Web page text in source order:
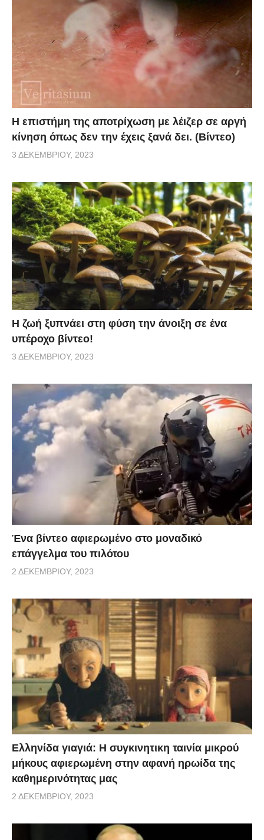
Η επιστήμη της αποτρίχωση με λέιζερ σε αργή
κίνηση όπως δεν την έχεις ξανά δει. (Βίντεο)
3 ΔΕΚΕΜΒΡΊΟΥ, 2023
Η ζωή ξυπνάει στη φύση την άνοιξη σε ένα
υπέροχο βίντεο!
3 ΔΕΚΕΜΒΡΊΟΥ, 2023
Ένα βίντεο αφιερωμένο στο μοναδικό
επάγγελμα του πιλότου
2 ΔΕΚΕΜΒΡΊΟΥ, 2023
Ελληνίδα γιαγιά: Η συγκινητικη ταινία μικρού
μήκους αφιερωμένη στην αφανή ηρωίδα της
καθημερινότητας μας
2 ΔΕΚΕΜΒΡΊΟΥ, 2023